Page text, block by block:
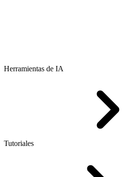
Herramientas de IA
Tutoriales